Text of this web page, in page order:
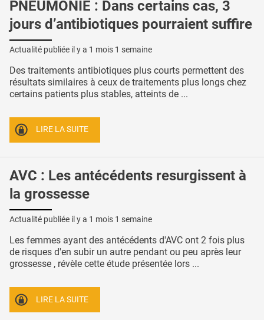
PNEUMONIE : Dans certains cas, 3
jours d’antibiotiques pourraient suffire
Actualité publiée il y a 1 mois 1 semaine
Des traitements antibiotiques plus courts permettent des
résultats similaires à ceux de traitements plus longs chez
certains patients plus stables, atteints de ...
LIRE LA SUITE
AVC : Les antécédents resurgissent à
la grossesse
Actualité publiée il y a 1 mois 1 semaine
Les femmes ayant des antécédents d'AVC ont 2 fois plus
de risques d'en subir un autre pendant ou peu après leur
grossesse , révèle cette étude présentée lors ...
LIRE LA SUITE